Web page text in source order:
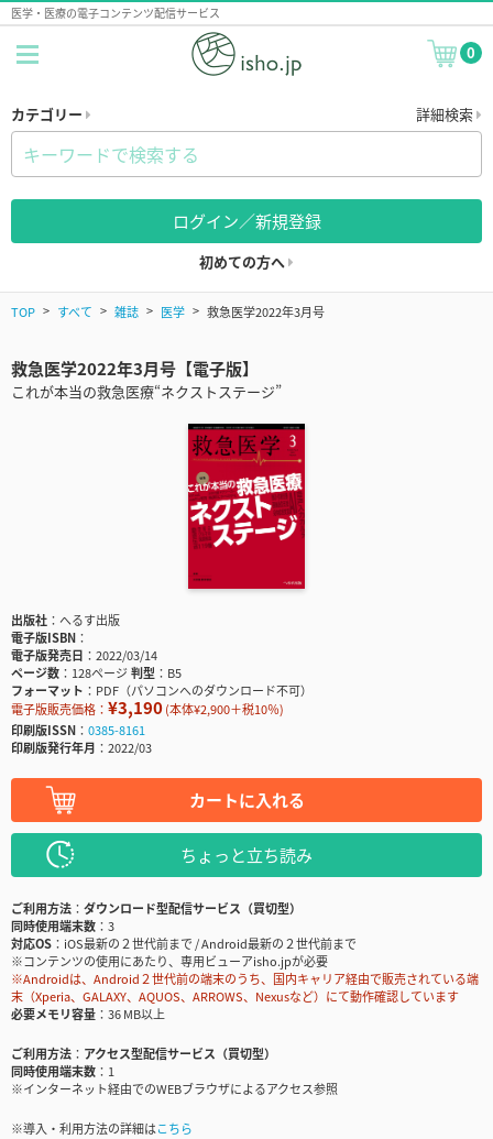
医学・医療の電子コンテンツ配信サービス
0
カテゴリー 詳細検索
ログイン／新規登録
初めての方へ
TOP すべて 雑誌 医学 救急医学2022年3月号
救急医学2022年3月号【電子版】
これが本当の救急医療“ネクストステージ”
出版社
へるす出版
電子版ISBN
電子版発売日
2022/03/14
ページ数
128ページ判型
B5
フォーマット
PDF（パソコンへのダウンロード不可）
電子版販売価格： ¥3,190(本体¥2,900＋税10％)
印刷版ISSN
0385-8161
印刷版発行年月
2022/03
カートに入れる
ちょっと立ち読み
ご利用方法
ダウンロード型配信サービス（買切型）
同時使用端末数
3
対応OS
iOS最新の２世代前まで / Android最新の２世代前まで
※コンテンツの使用にあたり、専用ビューアisho.jpが必要
※Androidは、Android２世代前の端末のうち、国内キャリア経由で販売されている端
末（Xperia、GALAXY、AQUOS、ARROWS、Nexusなど）にて動作確認しています
必要メモリ容量
36 MB以上
ご利用方法
アクセス型配信サービス（買切型）
同時使用端末数
1
※インターネット経由でのWEBブラウザによるアクセス参照
※導入・利用方法の詳細はこちら